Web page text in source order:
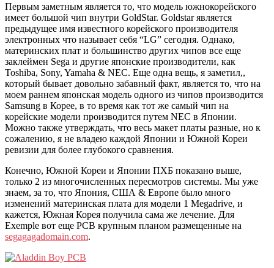
Первым заметным является то, что модель южнокорейского
имеет большой чип внутри GoldStar. Goldstar является
предыдущее имя известного корейского производителя
электронных что называет себя “LG” сегодня. Однако,
материнских плат и большинство других чипов все еще
заклеймен Sega и другие японские производители, как
Toshiba, Sony, Yamaha & NEC. Еще одна вещь, я заметил,,
который бывает довольно забавный факт, является то, что на
моем раннем японская модель одного из чипов производится
Samsung в Корее, в то время как тот же самый чип на
корейские модели производится путем NEC в Японии.
Можно также утверждать, что весь макет платы разные, но к
сожалению, я не владею каждой Японии и Южной Кореи
ревизии для более глубокого сравнения.
Конечно, Южной Кореи и Японии ПХБ показано выше,
только 2 из многочисленных пересмотров системы. Мы уже
знаем, за то, что Япония, США & Европе было много
изменений материнская плата для модели 1 Megadrive, и
кажется, Южная Корея получила сама же лечение. Для
Exemple вот еще PCB крупным планом размещенные на
segagagadomain.com.